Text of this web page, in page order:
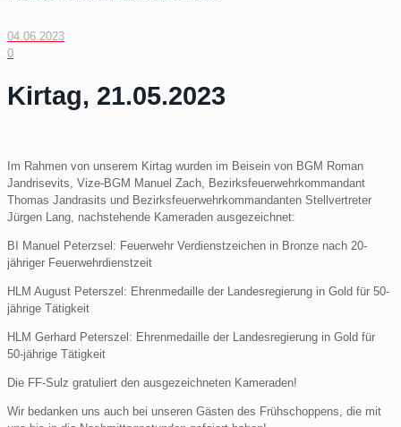
04.06.2023
0
Kirtag, 21.05.2023
Im Rahmen von unserem Kirtag wurden im Beisein von BGM Roman
Jandrisevits, Vize-BGM Manuel Zach, Bezirksfeuerwehrkommandant
Thomas Jandrasits und Bezirksfeuerwehrkommandanten Stellvertreter
Jürgen Lang, nachstehende Kameraden ausgezeichnet:
BI Manuel Peterzsel: Feuerwehr Verdienstzeichen in Bronze nach 20-
jähriger Feuerwehrdienstzeit
HLM August Peterszel: Ehrenmedaille der Landesregierung in Gold für 50-
jährige Tätigkeit
HLM Gerhard Peterszel: Ehrenmedaille der Landesregierung in Gold für
50-jährige Tätigkeit
Die FF-Sulz gratuliert den ausgezeichneten Kameraden!
Wir bedanken uns auch bei unseren Gästen des Frühschoppens, die mit